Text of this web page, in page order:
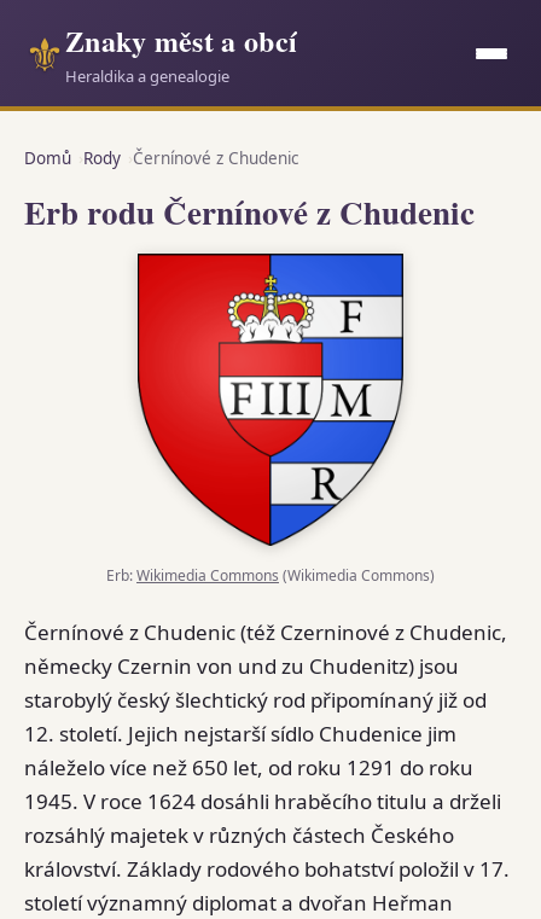
⚜Znaky měst a obcí
Heraldika a genealogie
Domů Rody Černínové z Chudenic
Erb rodu Černínové z Chudenic
Erb:Wikimedia Commons (Wikimedia Commons)
Černínové z Chudenic (též Czerninové z Chudenic,
německy Czernin von und zu Chudenitz) jsou
starobylý český šlechtický rod připomínaný již od
12. století. Jejich nejstarší sídlo Chudenice jim
náleželo více než 650 let, od roku 1291 do roku
1945. V roce 1624 dosáhli hraběcího titulu a drželi
rozsáhlý majetek v různých částech Českého
království. Základy rodového bohatství položil v 17.
století významný diplomat a dvořan Heřman